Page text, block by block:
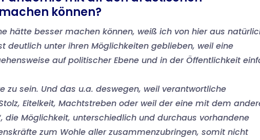
können?
hätte besser machen können, weiß ich von hier aus
deutlich unter ihren Möglichkeiten geblieben, weil eine
auf politischer Ebene und in der Öffentlichkeit
zu sein. Und das u.a. deswegen, weil verantwortliche
Eitelkeit, Machtstreben oder weil der eine mit dem
die Möglichkeit, unterschiedlich und durchaus vorhandene
zum Wohle aller zusammenzubringen, somit nicht